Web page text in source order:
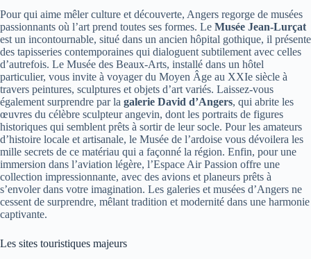
Pour qui aime mêler culture et découverte, Angers regorge de musées
passionnants où l’art prend toutes ses formes. Le Musée Jean-Lurçat
est un incontournable, situé dans un ancien hôpital gothique, il présente
des tapisseries contemporaines qui dialoguent subtilement avec celles
d’autrefois. Le Musée des Beaux-Arts, installé dans un hôtel
particulier, vous invite à voyager du Moyen Âge au XXIe siècle à
travers peintures, sculptures et objets d’art variés. Laissez-vous
également surprendre par la galerie David d’Angers, qui abrite les
œuvres du célèbre sculpteur angevin, dont les portraits de figures
historiques qui semblent prêts à sortir de leur socle. Pour les amateurs
d’histoire locale et artisanale, le Musée de l’ardoise vous dévoilera les
mille secrets de ce matériau qui a façonné la région. Enfin, pour une
immersion dans l’aviation légère, l’Espace Air Passion offre une
collection impressionnante, avec des avions et planeurs prêts à
s’envoler dans votre imagination. Les galeries et musées d’Angers ne
cessent de surprendre, mêlant tradition et modernité dans une harmonie
captivante.
Les sites touristiques majeurs